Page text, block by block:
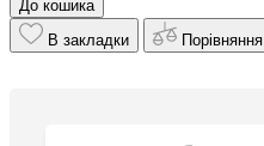
До кошика
В закладки
Порівняння